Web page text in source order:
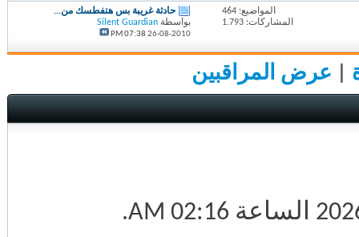
المواضيع: 464
المشاركات: 1.793
حادثة غريبة بس هتفطسك من...
بواسطةSilent Guardian
26-08-2010
07:38 PM
| عرض المراقبين
02:16 AM
.